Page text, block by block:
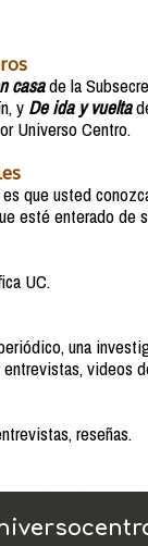
casade la
y De ida y vuelta
Universo Centro.
que usted
esté enterado de
UC.
una
videos
reseñas.